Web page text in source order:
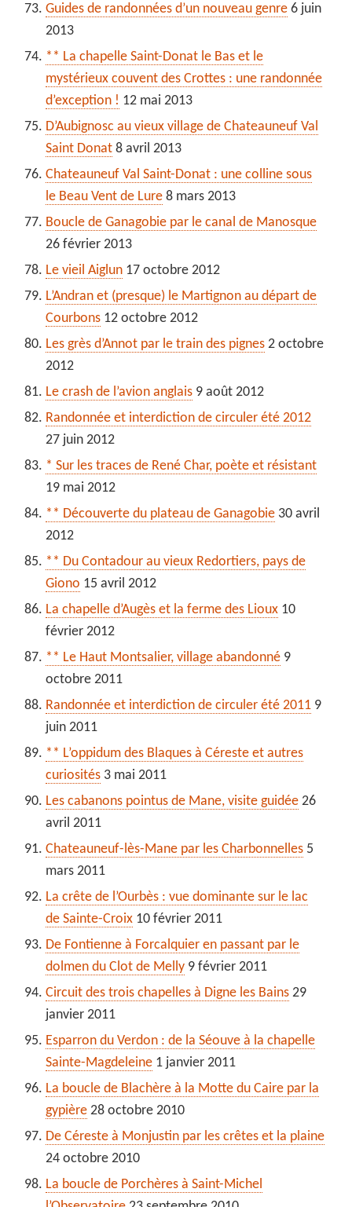
Guides de randonnées d’un nouveau genre 6 juin
2013
** La chapelle Saint-Donat le Bas et le
mystérieux couvent des Crottes : une randonnée
d’exception ! 12 mai 2013
D’Aubignosc au vieux village de Chateauneuf Val
Saint Donat 8 avril 2013
Chateauneuf Val Saint-Donat : une colline sous
le Beau Vent de Lure 8 mars 2013
Boucle de Ganagobie par le canal de Manosque
26 février 2013
Le vieil Aiglun 17 octobre 2012
L’Andran et (presque) le Martignon au départ de
Courbons 12 octobre 2012
Les grès d’Annot par le train des pignes 2 octobre
2012
Le crash de l’avion anglais 9 août 2012
Randonnée et interdiction de circuler été 2012
27 juin 2012
* Sur les traces de René Char, poète et résistant
19 mai 2012
** Découverte du plateau de Ganagobie 30 avril
2012
** Du Contadour au vieux Redortiers, pays de
Giono 15 avril 2012
La chapelle d’Augès et la ferme des Lioux 10
février 2012
** Le Haut Montsalier, village abandonné 9
octobre 2011
Randonnée et interdiction de circuler été 2011 9
juin 2011
** L’oppidum des Blaques à Céreste et autres
curiosités 3 mai 2011
Les cabanons pointus de Mane, visite guidée 26
avril 2011
Chateauneuf-lès-Mane par les Charbonnelles 5
mars 2011
La crête de l’Ourbès : vue dominante sur le lac
de Sainte-Croix 10 février 2011
De Fontienne à Forcalquier en passant par le
dolmen du Clot de Melly 9 février 2011
Circuit des trois chapelles à Digne les Bains 29
janvier 2011
Esparron du Verdon : de la Séouve à la chapelle
Sainte-Magdeleine 1 janvier 2011
La boucle de Blachère à la Motte du Caire par la
gypière 28 octobre 2010
De Céreste à Monjustin par les crêtes et la plaine
24 octobre 2010
La boucle de Porchères à Saint-Michel